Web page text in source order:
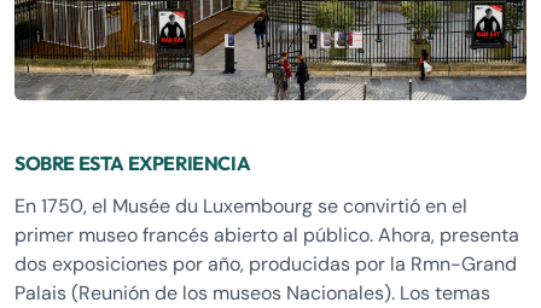
SOBRE ESTA EXPERIENCIA
En 1750, el Musée du Luxembourg se convirtió en el
primer museo francés abierto al público. Ahora, presenta
dos exposiciones por año, producidas por la Rmn-Grand
Palais (Reunión de los museos Nacionales). Los temas